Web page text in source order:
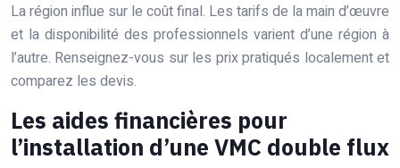
La région influe sur le coût final. Les tarifs de la main d’œuvre
et la disponibilité des professionnels varient d’une région à
l’autre. Renseignez-vous sur les prix pratiqués localement et
comparez les devis.
Les aides financières pour
l’installation d’une VMC double flux